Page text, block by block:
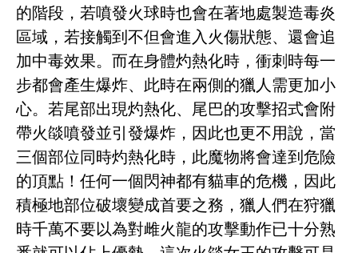
的階段，若噴發火球時也會在著地處製造毒炎
區域，若接觸到不但會進入火傷狀態、還會追
加中毒效果。而在身體灼熱化時，衝刺時每一
步都會產生爆炸、此時在兩側的獵人需更加小
心。若尾部出現灼熱化、尾巴的攻擊招式會附
帶火燄噴發並引發爆炸，因此也更不用說，當
三個部位同時灼熱化時，此魔物將會達到危險
的頂點！任何一個閃神都有貓車的危機，因此
積極地部位破壞變成首要之務，獵人們在狩獵
時千萬不要以為對雌火龍的攻擊動作已十分熟